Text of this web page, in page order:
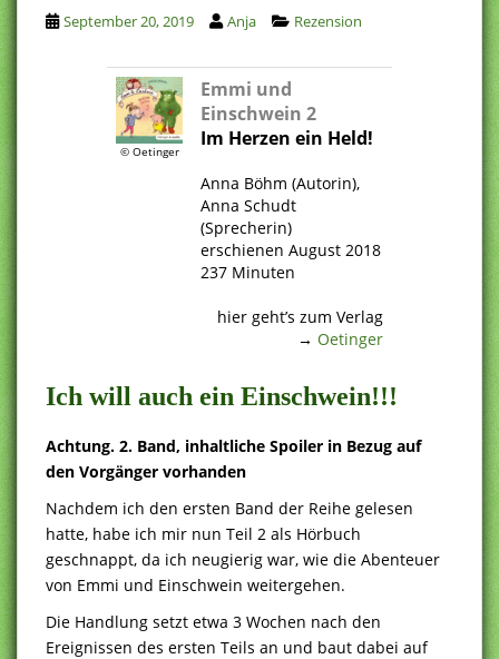
e
n
t
September 20, 2019 Anja Rezension
© Oetinger
Emmi und
Einschwein 2
Im Herzen ein Held!
Anna Böhm (Autorin),
Anna Schudt
(Sprecherin)
erschienen August 2018
237 Minuten
hier geht’s zum Verlag
→ Oetinger
Ich will auch ein Einschwein!!!
Achtung. 2. Band, inhaltliche Spoiler in Bezug auf
den Vorgänger vorhanden
Nachdem ich den ersten Band der Reihe gelesen
hatte, habe ich mir nun Teil 2 als Hörbuch
geschnappt, da ich neugierig war, wie die Abenteuer
von Emmi und Einschwein weitergehen.
Die Handlung setzt etwa 3 Wochen nach den
Ereignissen des ersten Teils an und baut dabei auf